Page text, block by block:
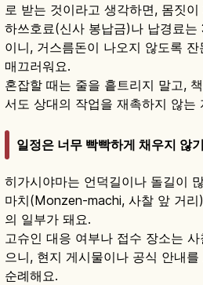
로 받는 것이라고 생각하면, 몸짓
하쓰호료(신사 봉납금)나 납경료
이니, 거스름돈이 나오지 않도록
매끄러워요.
혼잡할 때는 줄을 흩트리지 말고,
서도 상대의 작업을 재촉하지 않는
일정은 너무 빡빡하게 채우지 않기
히가시야마는 언덕길이나 돌길이
마치(Monzen-machi, 사찰 앞 거리
의 일부가 돼요.
고슈인 대응 여부나 접수 장소는 사
으니, 현지 게시물이나 공식 안내
순례해요.